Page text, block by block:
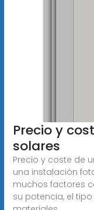
Precio y
solares
Precio y coste de
una instalación
muchos factores
su potencia, el